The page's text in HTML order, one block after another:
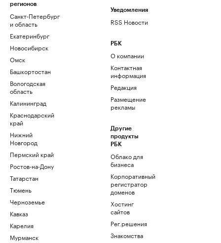
регионов
Санкт-Петербург
и область
Екатеринбург
Новосибирск
Омск
Башкортостан
Вологодская
область
Калининград
Краснодарский
край
Нижний
Новгород
Пермский край
Ростов-на-Дону
Татарстан
Тюмень
Черноземье
Кавказ
Карелия
Мурманск
Уведомления
RSS Новости
РБК
О компании
Контактная
информация
Редакция
Размещение
рекламы
Другие
продукты
РБК
Облако для
бизнеса
Корпоративный
регистратор
доменов
Хостинг
сайтов
Рег.решения
Знакомства